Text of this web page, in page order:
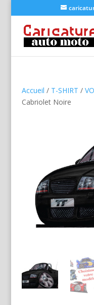
Accueil / T-SHIRT /
Cabriolet Noire